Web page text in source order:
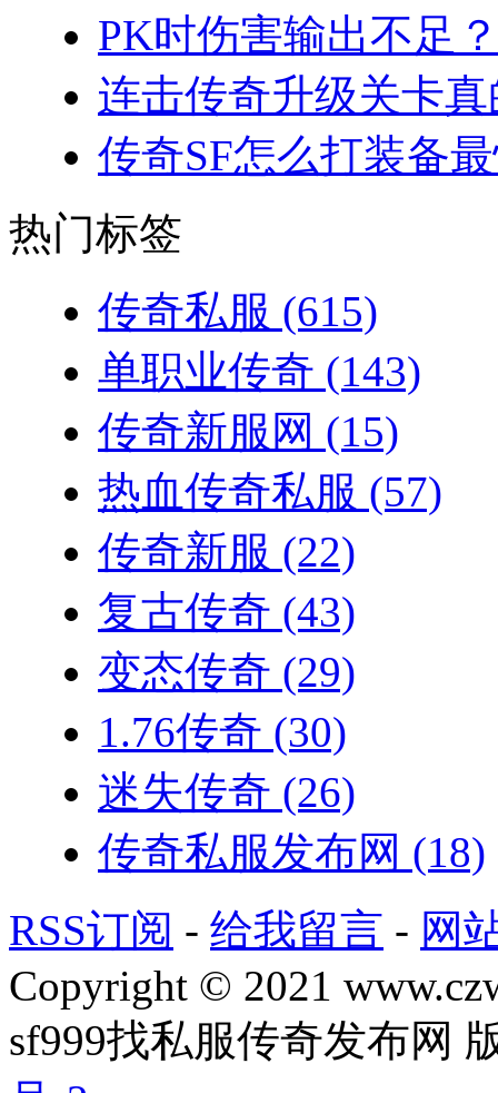
PK时伤害输出不足
连击传奇升级关卡
传奇SF怎么打装备
热门标签
传奇私服 (615)
单职业传奇 (143)
传奇新服网 (15)
热血传奇私服 (57)
传奇新服 (22)
复古传奇 (43)
变态传奇 (29)
1.76传奇 (30)
迷失传奇 (26)
传奇私服发布网 (18)
RSS订阅 - 给我留言 - 网
Copyright © 2021
sf999找私服传奇发布网